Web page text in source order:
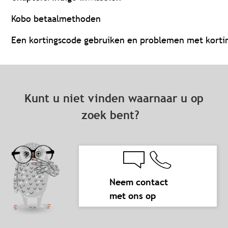
Kobo betaalmethoden
Een kortingscode gebruiken en problemen met
Kunt u niet vinden waarnaar u op
zoek bent?
Neem contact
met ons op